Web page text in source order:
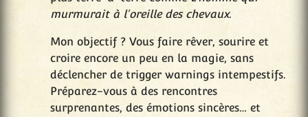
murmurait à l'oreille des chevaux.
Mon objectif ? Vous faire rêver, sourire et
croire encore un peu en la magie, sans
déclencher de trigger warnings intempestifs.
Préparez-vous à des rencontres
surprenantes, des émotions sincères… et